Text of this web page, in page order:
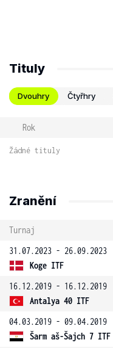
Tituly
Dvouhry Čtyřhry
Rok
Žádné tituly
Zranění
Turnaj
31.07.2023 - 26.09.2023
Koge ITF
16.12.2019 - 16.12.2019
Antalya 40 ITF
04.03.2019 - 09.04.2019
Šarm aš-Šajch 7 ITF